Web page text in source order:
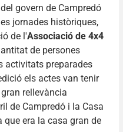
govern de Campredó
jornades històriques,
de l'Associació de 4x4
de persones
activitats preparades
els actes van tenir
rellevància
de Campredó i la Casa
era la casa gran de